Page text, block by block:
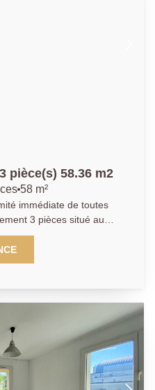
pièce(s) 58.36 m2
58 m²
immédiate de toutes
3 pièces situé au
calme et sécurisée avec
avec cuisine US
chambres, salle de
DPE C Libre Loyer 1
(Ent. PC,, eau froide,
€ dont 176,83 €
1 090 €
20 52 52